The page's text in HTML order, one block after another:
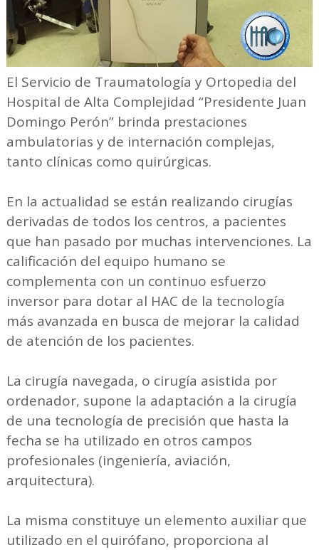
El Servicio de Traumatología y Ortopedia del
Hospital de Alta Complejidad “Presidente Juan
Domingo Perón” brinda prestaciones
ambulatorias y de internación complejas,
tanto clínicas como quirúrgicas.
En la actualidad se están realizando cirugías
derivadas de todos los centros, a pacientes
que han pasado por muchas intervenciones. La
calificación del equipo humano se
complementa con un continuo esfuerzo
inversor para dotar al HAC de la tecnología
más avanzada en busca de mejorar la calidad
de atención de los pacientes.
La cirugía navegada, o cirugía asistida por
ordenador, supone la adaptación a la cirugía
de una tecnología de precisión que hasta la
fecha se ha utilizado en otros campos
profesionales (ingeniería, aviación,
arquitectura).
La misma constituye un elemento auxiliar que
utilizado en el quirófano, proporciona al